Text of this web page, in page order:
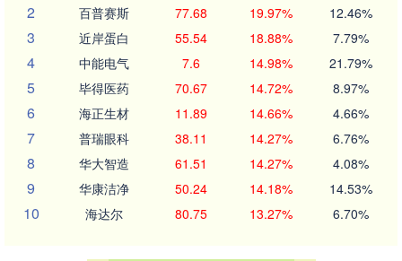
2 百普赛斯 77.68 19.97% 12.46%
3 近岸蛋白 55.54 18.88% 7.79%
4 中能电气 7.6 14.98% 21.79%
5 毕得医药 70.67 14.72% 8.97%
6 海正生材 11.89 14.66% 4.66%
7 普瑞眼科 38.11 14.27% 6.76%
8 华大智造 61.51 14.27% 4.08%
9 华康洁净 50.24 14.18% 14.53%
10 海达尔 80.75 13.27% 6.70%